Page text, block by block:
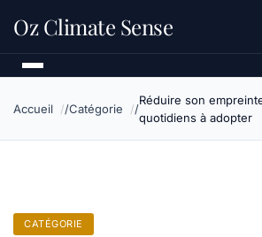
Oz Climate Sense
Accueil Catégorie
Réduire son
quotidiens à adopter
CATÉGORIE